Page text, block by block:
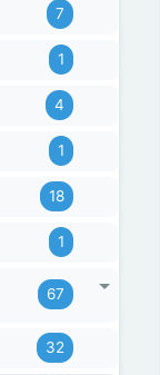
7
1
4
1
18
1
67
32